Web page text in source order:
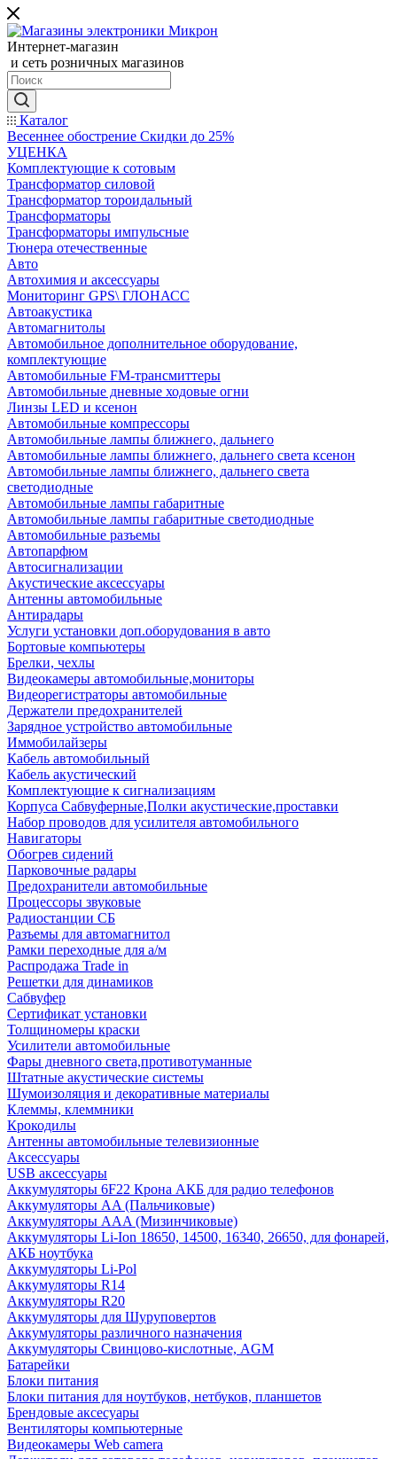
Интернет-магазин
и сеть розничных магазинов
Каталог
Весеннее обострение Скидки до 25%
УЦЕНКА
Комплектующие к сотовым
Трансформатор силовой
Трансформатор тороидальный
Трансформаторы
Трансформаторы импульсные
Тюнера отечественные
Авто
Автохимия и аксессуары
Мониторинг GPS\ ГЛОНАСС
Автоакустика
Автомагнитолы
Автомобильное дополнительное оборудование,
комплектующие
Автомобильные FM-трансмиттеры
Автомобильные дневные ходовые огни
Линзы LED и ксенон
Автомобильные компрессоры
Автомобильные лампы ближнего, дальнего
Автомобильные лампы ближнего, дальнего света ксенон
Автомобильные лампы ближнего, дальнего света
светодиодные
Автомобильные лампы габаритные
Автомобильные лампы габаритные светодиодные
Автомобильные разъемы
Автопарфюм
Автосигнализации
Акустические аксессуары
Антенны автомобильные
Антирадары
Услуги установки доп.оборудования в авто
Бортовые компьютеры
Брелки, чехлы
Видеокамеры автомобильные,мониторы
Видеорегистраторы автомобильные
Держатели предохранителей
Зарядное устройство автомобильные
Иммобилайзеры
Кабель автомобильный
Кабель акустический
Комплектующие к сигнализациям
Корпуса Сабвуферные,Полки акустические,проставки
Набор проводов для усилителя автомобильного
Навигаторы
Обогрев сидений
Парковочные радары
Предохранители автомобильные
Процессоры звуковые
Радиостанции СБ
Разъемы для автомагнитол
Рамки переходные для а/м
Распродажа Trade in
Решетки для динамиков
Сабвуфер
Сертификат установки
Толщиномеры краски
Усилители автомобильные
Фары дневного света,противотуманные
Штатные акустические системы
Шумоизоляция и декоративные материалы
Клеммы, клеммники
Крокодилы
Антенны автомобильные телевизионные
Аксессуары
USB аксессуары
Аккумуляторы 6F22 Крона АКБ для радио телефонов
Аккумуляторы AA (Пальчиковые)
Аккумуляторы AAA (Мизинчиковые)
Аккумуляторы Li-Ion 18650, 14500, 16340, 26650, для фонарей,
АКБ ноутбука
Аккумуляторы Li-Pol
Аккумуляторы R14
Аккумуляторы R20
Аккумуляторы для Шуруповертов
Аккумуляторы различного назначения
Аккумуляторы Свинцово-кислотные, AGM
Батарейки
Блоки питания
Блоки питания для ноутбуков, нетбуков, планшетов
Брендовые аксесуары
Вентиляторы компьютерные
Видеокамеры Web camera